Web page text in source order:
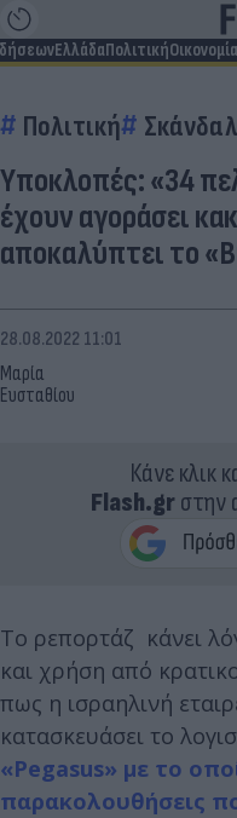
ΕλλάδαΠολιτικήΟικονομία
Πολιτική
Υποκλοπές: «34
έχουν αγοράσει
αποκαλύπτει το
Μαρία
Ευσταθίου
28.08.2022 11:01
Κάνε κλικ
Flash.grστην
Το ρεπορτάζ κάνει
και χρήση από
πως η ισραηλινή
κατασκευάσει το
«Pegasus» με το
παρακολουθήσεις